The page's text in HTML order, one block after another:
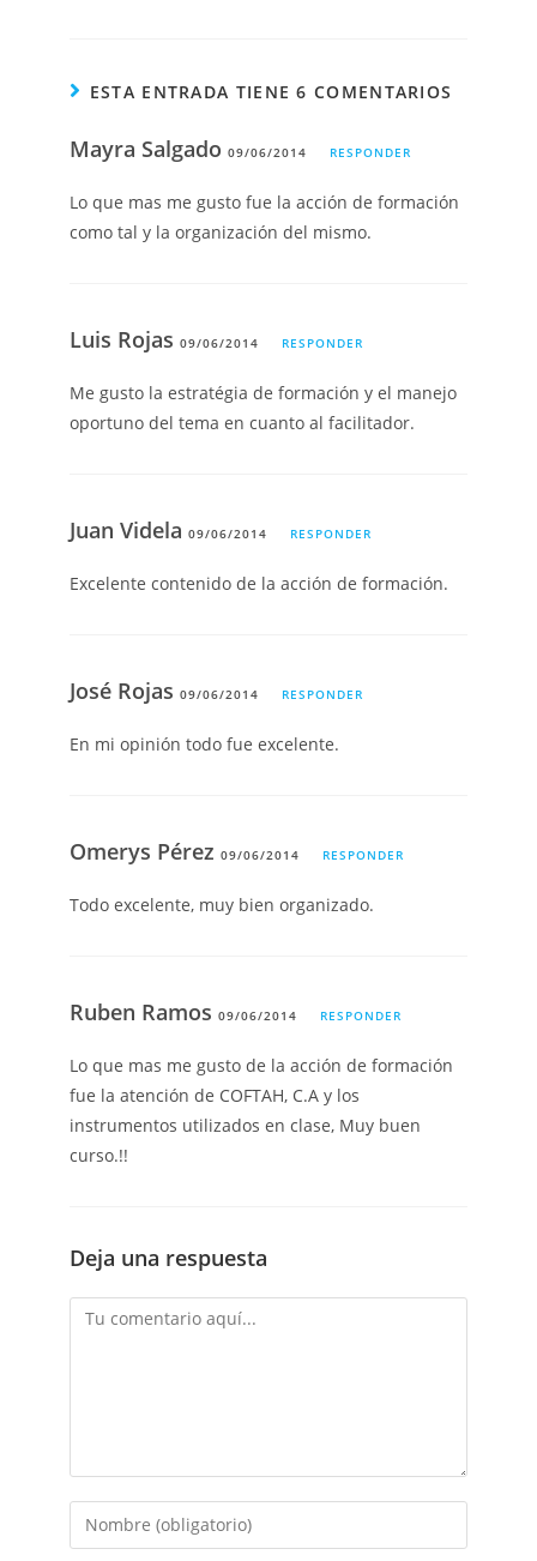
ESTA ENTRADA TIENE 6 COMENTARIOS
Mayra Salgado09/06/2014 RESPONDER
Lo que mas me gusto fue la acción de formación
como tal y la organización del mismo.
Luis Rojas09/06/2014 RESPONDER
Me gusto la estratégia de formación y el manejo
oportuno del tema en cuanto al facilitador.
Juan Videla09/06/2014 RESPONDER
Excelente contenido de la acción de formación.
José Rojas09/06/2014 RESPONDER
En mi opinión todo fue excelente.
Omerys Pérez09/06/2014 RESPONDER
Todo excelente, muy bien organizado.
Ruben Ramos09/06/2014 RESPONDER
Lo que mas me gusto de la acción de formación
fue la atención de COFTAH, C.A y los
instrumentos utilizados en clase, Muy buen
curso.!!
Deja una respuesta